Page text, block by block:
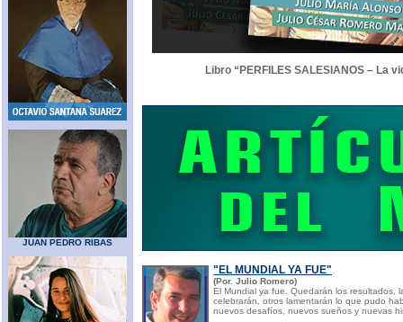
JUAN PEDRO RIBAS
Libro “PERFILES SALESIANOS – La
"EL MUNDIAL YA FUE"
(Por. Julio Romero)
El Mundial ya fue. Quedarán los resultados,
celebrarán, otros lamentarán lo que pudo
nuevos desafíos, nuevos sueños y nuevas